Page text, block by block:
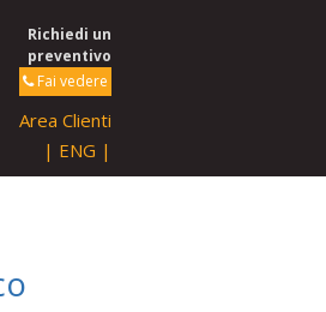
Richiedi un
preventivo
Fai vedere
Area Clienti
| ENG |